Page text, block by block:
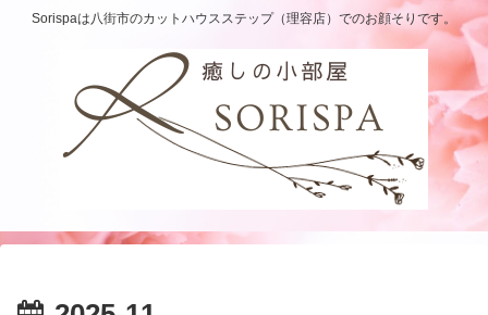
Sorispaは八街市のカットハウスステップ（理容店）でのお顔そりです。